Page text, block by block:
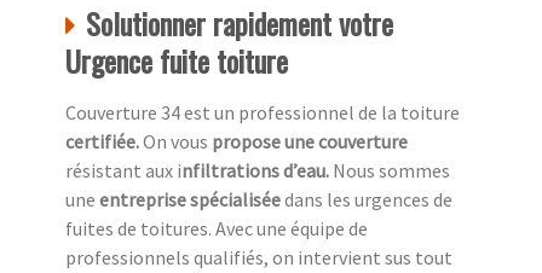
Solutionner rapidement votre
Urgence fuite toiture
Couverture 34 est un professionnel de la toiture
certifiée.On vous propose une couverture
résistant aux infiltrations d’eau. Nous sommes
une entreprise spécialiséedans les urgences de
fuites de toitures. Avec une équipe de
professionnels qualifiés, on intervient sus tout